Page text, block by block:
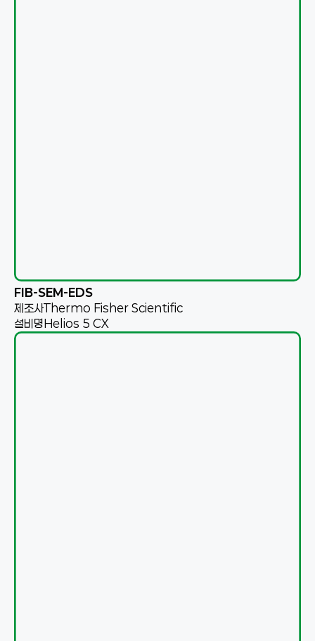
FIB-SEM-EDS
제조사Thermo Fisher Scientific
설비명Helios 5 CX